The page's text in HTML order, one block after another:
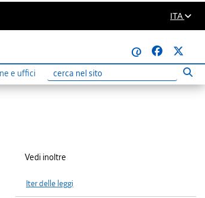
ITA
@
e uffici
Ricerca
Vedi inoltre
Iter delle leggi